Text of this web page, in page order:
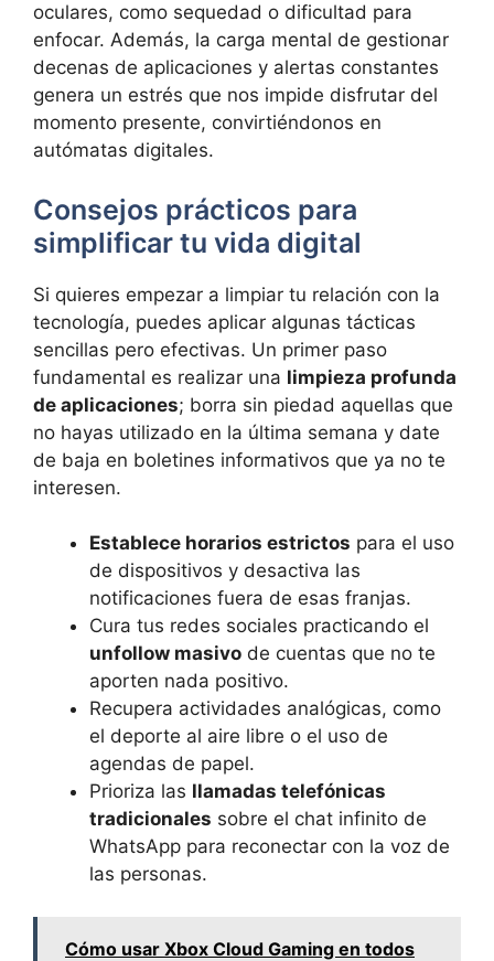
oculares, como sequedad o dificultad para
enfocar. Además, la carga mental de gestionar
decenas de aplicaciones y alertas constantes
genera un estrés que nos impide disfrutar del
momento presente, convirtiéndonos en
autómatas digitales.
Consejos prácticos para
simplificar tu vida digital
Si quieres empezar a limpiar tu relación con la
tecnología, puedes aplicar algunas tácticas
sencillas pero efectivas. Un primer paso
fundamental es realizar una limpieza profunda
de aplicaciones; borra sin piedad aquellas que
no hayas utilizado en la última semana y date
de baja en boletines informativos que ya no te
interesen.
Establece horarios estrictos para el uso
de dispositivos y desactiva las
notificaciones fuera de esas franjas.
Cura tus redes sociales practicando el
unfollow masivo de cuentas que no te
aporten nada positivo.
Recupera actividades analógicas, como
el deporte al aire libre o el uso de
agendas de papel.
Prioriza las llamadas telefónicas
tradicionales sobre el chat infinito de
WhatsApp para reconectar con la voz de
las personas.
Cómo usar Xbox Cloud Gaming en todos